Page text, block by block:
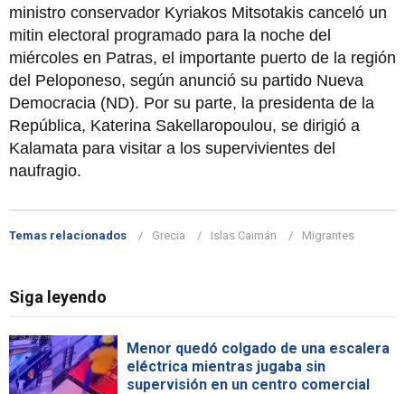
ministro conservador Kyriakos Mitsotakis canceló un
mitin electoral programado para la noche del
miércoles en Patras, el importante puerto de la región
del Peloponeso, según anunció su partido Nueva
Democracia (ND). Por su parte, la presidenta de la
República, Katerina Sakellaropoulou, se dirigió a
Kalamata para visitar a los supervivientes del
naufragio.
Temas relacionados Grecia Islas Caimán Migrantes
Siga leyendo
Menor quedó colgado de una escalera
eléctrica mientras jugaba sin
supervisión en un centro comercial